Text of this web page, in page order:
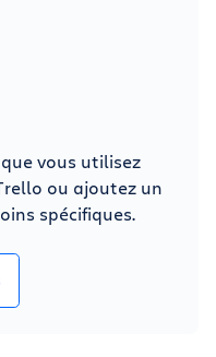
vous utilisez
ou ajoutez un
spécifiques.